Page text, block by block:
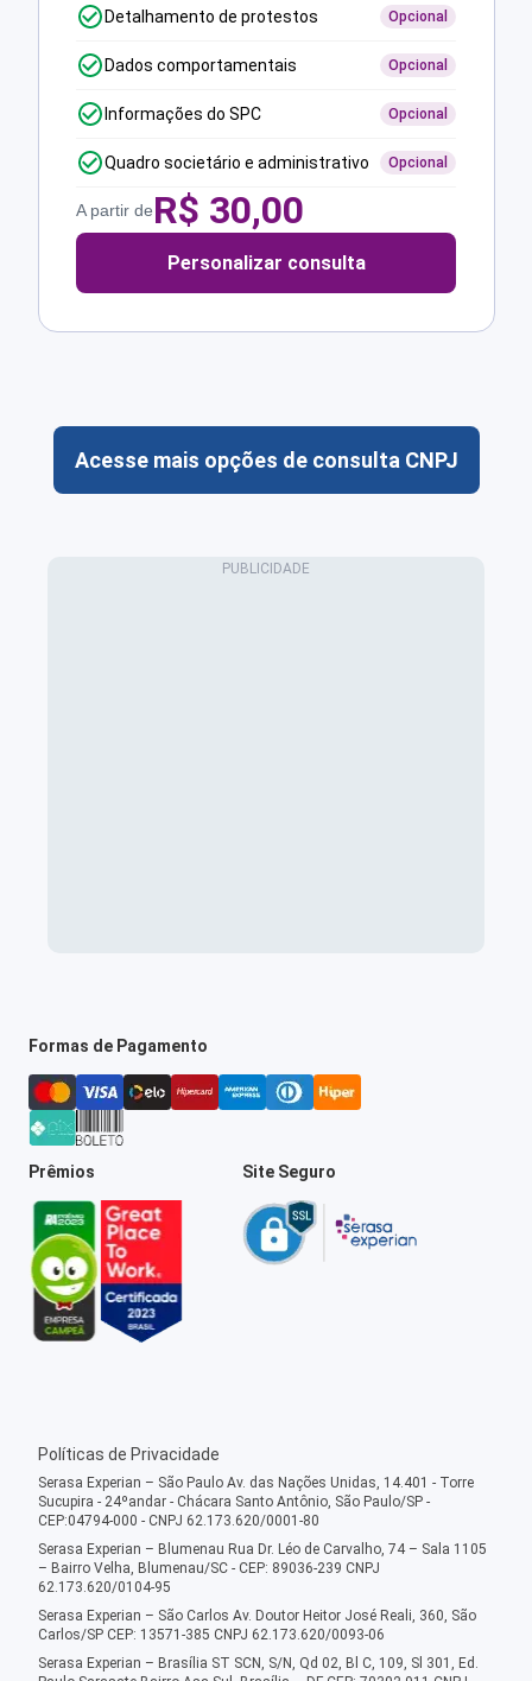
Detalhamento de protestos Opcional
Dados comportamentais Opcional
Informações do SPC Opcional
Quadro societário e administrativo Opcional
A partir deR$ 30,00
Personalizar consulta
Acesse mais opções de consulta CNPJ
Formas de Pagamento
Prêmios Site Seguro
Políticas de Privacidade
Serasa Experian – São Paulo Av. das Nações Unidas, 14.401 - Torre
Sucupira - 24ºandar - Chácara Santo Antônio, São Paulo/SP -
CEP:04794-000 - CNPJ 62.173.620/0001-80
Serasa Experian – Blumenau Rua Dr. Léo de Carvalho, 74 – Sala 1105
– Bairro Velha, Blumenau/SC - CEP: 89036-239 CNPJ
62.173.620/0104-95
Serasa Experian – São Carlos Av. Doutor Heitor José Reali, 360, São
Carlos/SP CEP: 13571-385 CNPJ 62.173.620/0093-06
Serasa Experian – Brasília ST SCN, S/N, Qd 02, Bl C, 109, Sl 301, Ed.